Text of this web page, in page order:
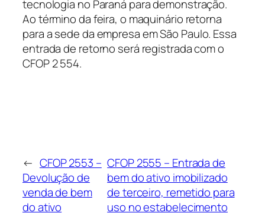
tecnologia no Paraná para demonstração.
Ao término da feira, o maquinário retorna
para a sede da empresa em São Paulo. Essa
entrada de retorno será registrada com o
CFOP 2 554.
← CFOP 2553 –
Devolução de
venda de bem
do ativo
CFOP 2555 – Entrada de
bem do ativo imobilizado
de terceiro, remetido para
uso no estabelecimento